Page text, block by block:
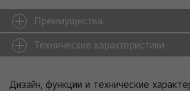
Преимущества
Технические характеристики
Дизайн, функции и технические